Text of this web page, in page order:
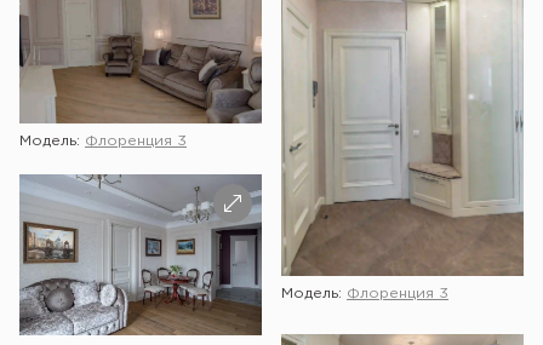
Модель: Флоренция 3
Модель: Флоренция 3